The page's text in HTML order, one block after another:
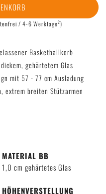
/ 4-6 Werktage2)
Basketballkorb
gehärtetem Glas
mit 57 - 77 cm Ausladung
extrem breiten Stützarmen
MATERIAL BB
1,0 cm gehärtetes Glas
HÖHENVERSTELLUNG